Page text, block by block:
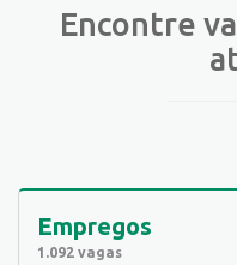
Encontre
Empregos
1.092 vagas